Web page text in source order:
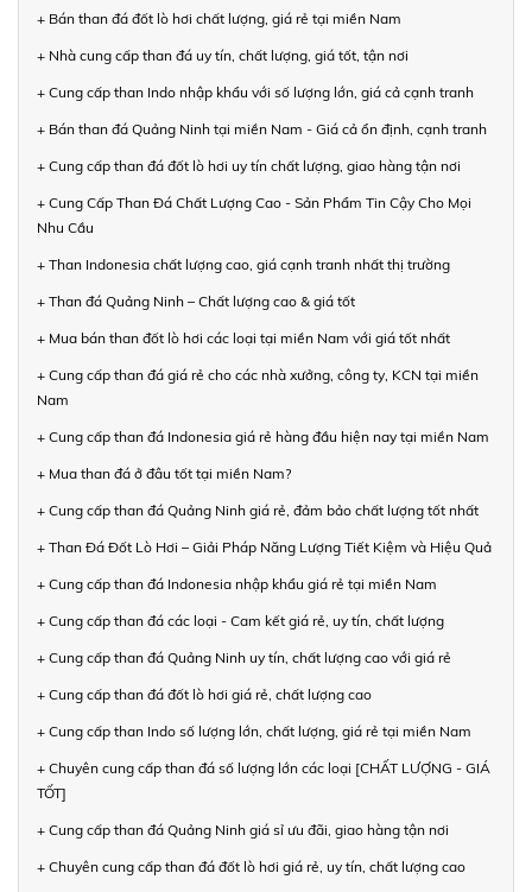
+ Bán than đá đốt lò hơi chất lượng, giá rẻ tại miền Nam
+ Nhà cung cấp than đá uy tín, chất lượng, giá tốt, tận nơi
+ Cung cấp than Indo nhập khẩu với số lượng lớn, giá cả cạnh tranh
+ Bán than đá Quảng Ninh tại miền Nam - Giá cả ổn định, cạnh tranh
+ Cung cấp than đá đốt lò hơi uy tín chất lượng, giao hàng tận nơi
+ Cung Cấp Than Đá Chất Lượng Cao - Sản Phẩm Tin Cậy Cho Mọi
Nhu Cầu
+ Than Indonesia chất lượng cao, giá cạnh tranh nhất thị trường
+ Than đá Quảng Ninh – Chất lượng cao & giá tốt
+ Mua bán than đốt lò hơi các loại tại miền Nam với giá tốt nhất
+ Cung cấp than đá giá rẻ cho các nhà xưởng, công ty, KCN tại miền
Nam
+ Cung cấp than đá Indonesia giá rẻ hàng đầu hiện nay tại miền Nam
+ Mua than đá ở đâu tốt tại miền Nam?
+ Cung cấp than đá Quảng Ninh giá rẻ, đảm bảo chất lượng tốt nhất
+ Than Đá Đốt Lò Hơi – Giải Pháp Năng Lượng Tiết Kiệm và Hiệu Quả
+ Cung cấp than đá Indonesia nhập khẩu giá rẻ tại miền Nam
+ Cung cấp than đá các loại - Cam kết giá rẻ, uy tín, chất lượng
+ Cung cấp than đá Quảng Ninh uy tín, chất lượng cao với giá rẻ
+ Cung cấp than đá đốt lò hơi giá rẻ, chất lượng cao
+ Cung cấp than Indo số lượng lớn, chất lượng, giá rẻ tại miền Nam
+ Chuyên cung cấp than đá số lượng lớn các loại [CHẤT LƯỢNG - GIÁ
TỐT]
+ Cung cấp than đá Quảng Ninh giá sỉ ưu đãi, giao hàng tận nơi
+ Chuyên cung cấp than đá đốt lò hơi giá rẻ, uy tín, chất lượng cao